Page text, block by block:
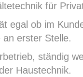
für
egal ob im
erster Stelle.
ständig
Haustechnik.